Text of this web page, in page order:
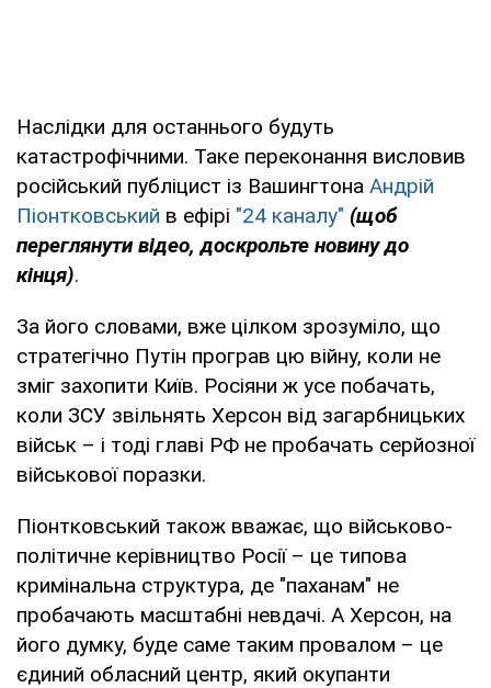
Наслідки для останнього будуть
катастрофічними. Таке переконання висловив
російський публіцист із Вашингтона Андрій
Піонтковський в ефірі "24 каналу" (щоб
переглянути відео, доскрольте новину до
кінця).
За його словами, вже цілком зрозуміло, що
стратегічно Путін програв цю війну, коли не
зміг захопити Київ. Росіяни ж усе побачать,
коли ЗСУ звільнять Херсон від загарбницьких
військ – і тоді главі РФ не пробачать серйозної
військової поразки.
Піонтковський також вважає, що військово-
політичне керівництво Росії – це типова
кримінальна структура, де "паханам" не
пробачають масштабні невдачі. А Херсон, на
його думку, буде саме таким провалом – це
єдиний обласний центр, який окупанти